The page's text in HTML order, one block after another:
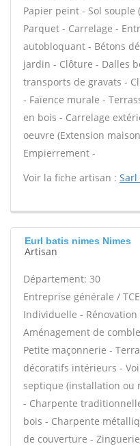
Papier peint - Sol souple
Parquet - Carrelage -
autobloquant - Bétons
jardin - Clôture - Dalles
transports de gravats -
- Faïence murale -
en bois - Carrelage
oeuvre (Extension
Empierrement -
Voir la fiche artisan : Sarl
Eurl batis nimes Nimes
Artisan
Département: 30
Entreprise générale /
Individuelle -
Aménagement de
Petite maçonnerie -
décoratifs intérieurs -
septique (installation ou
- Charpente
bois - Charpente
de couverture -